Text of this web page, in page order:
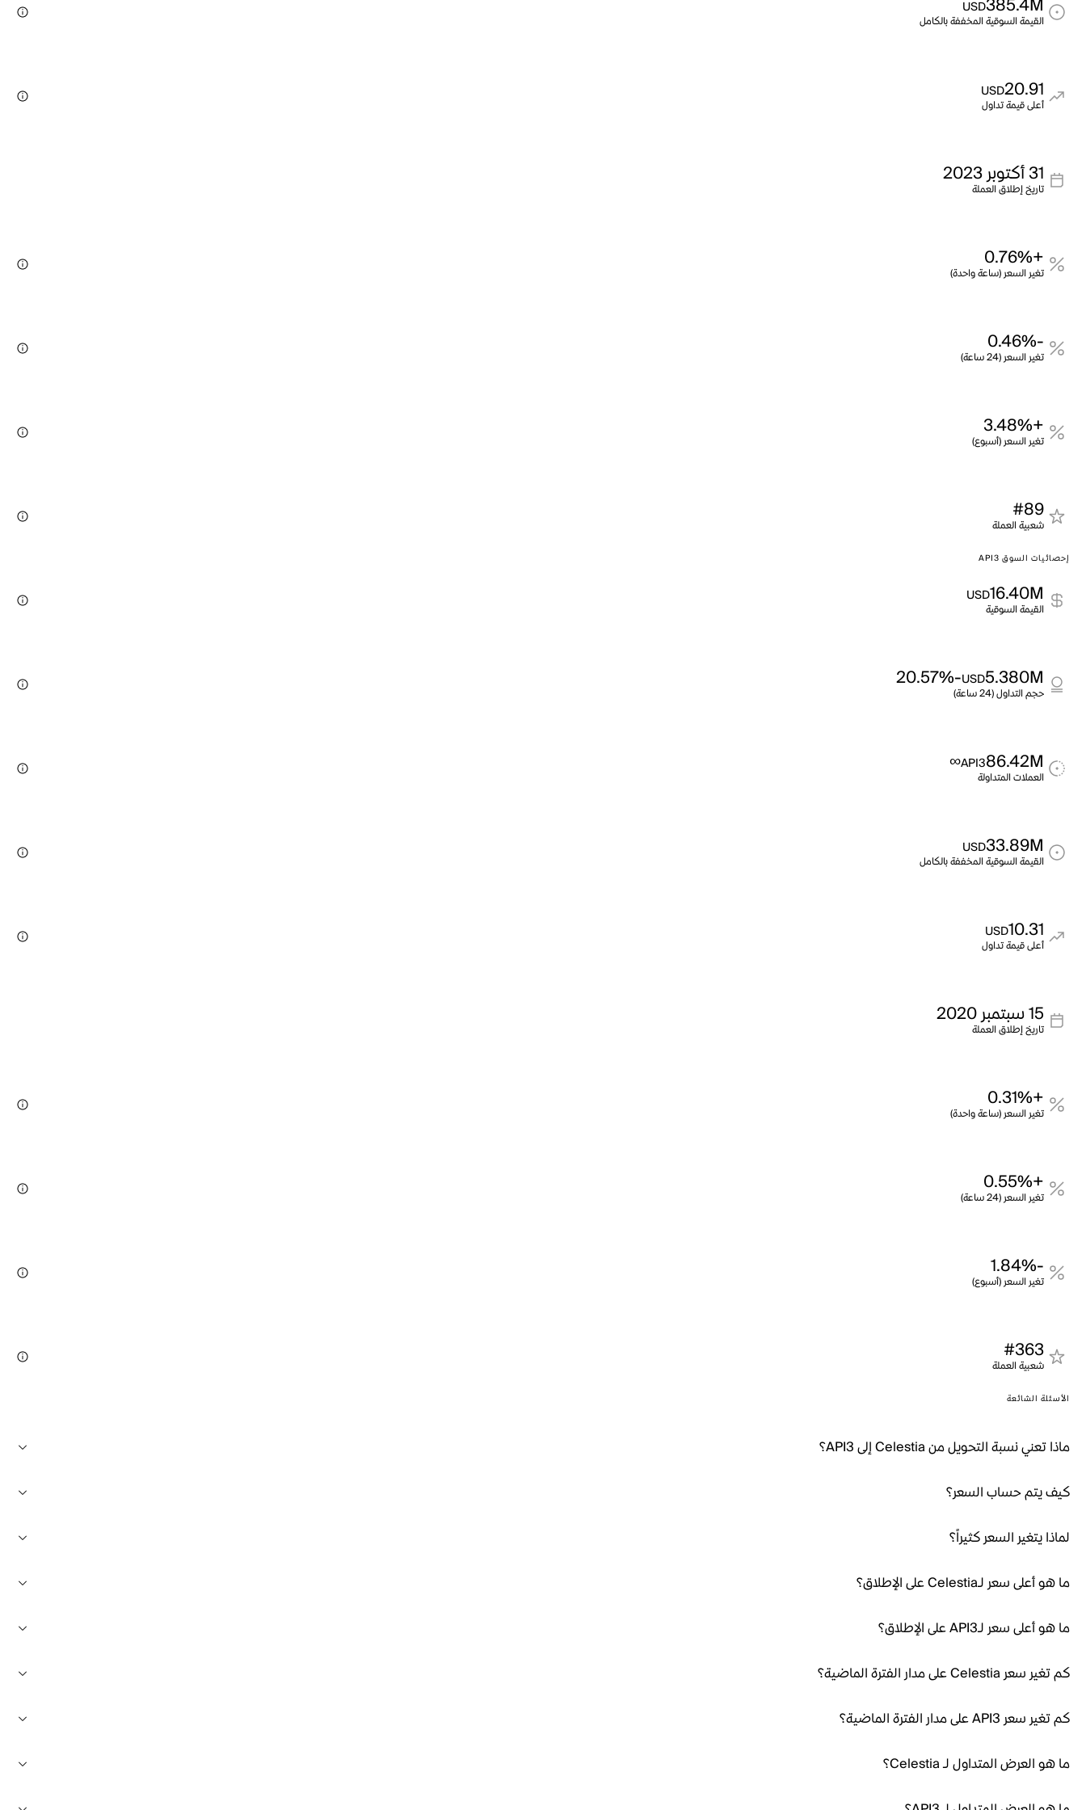
385.4M
USD
القيمة السوقية المخففة بالكامل
20.91
USD
أعلى قيمة تداول
31 أكتوبر 2023
تاريخ إطلاق العملة
+0.76%
تغير السعر (ساعة واحدة)
-0.46%
تغير السعر (24 ساعة)
+3.48%
تغير السعر (أسبوع)
#89
شعبية العملة
إحصائيات السوق API3
16.40M
USD
القيمة السوقية
5.380M
USD
-20.57%
حجم التداول (24 ساعة)
86.42M
API3
∞
العملات المتداولة
33.89M
USD
القيمة السوقية المخففة بالكامل
10.31
USD
أعلى قيمة تداول
15 سبتمبر 2020
تاريخ إطلاق العملة
+0.31%
تغير السعر (ساعة واحدة)
+0.55%
تغير السعر (24 ساعة)
-1.84%
تغير السعر (أسبوع)
#363
شعبية العملة
الأسئلة الشائعة
ماذا تعني نسبة التحويل من Celestia إلى API3؟
كيف يتم حساب السعر؟
لماذا يتغير السعر كثيراً؟
ما هو أعلى سعر لـCelestia على الإطلاق؟
ما هو أعلى سعر لـAPI3 على الإطلاق؟
كم تغير سعر Celestia على مدار الفترة الماضية؟
كم تغير سعر API3 على مدار الفترة الماضية؟
ما هو العرض المتداول لـ Celestia؟